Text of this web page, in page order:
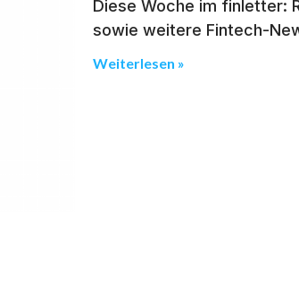
Diese Woche im finletter:
sowie weitere Fintech-
Weiterlesen »